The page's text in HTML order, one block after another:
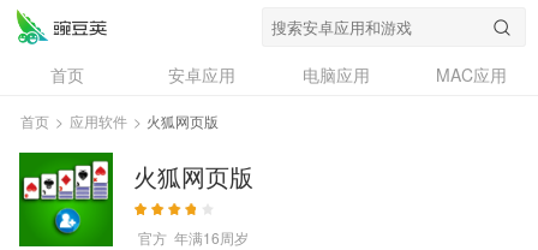
首页 安卓应用 电脑应用
MAC应用
资讯
专题
问答
首页 > 应用软件 > 火狐网页版
火狐网页版
官方 年满16周岁